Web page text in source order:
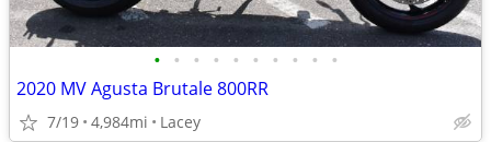
• • • • • • • • • •
2020 MV Agusta Brutale 800RR
7/19 4,984mi Lacey